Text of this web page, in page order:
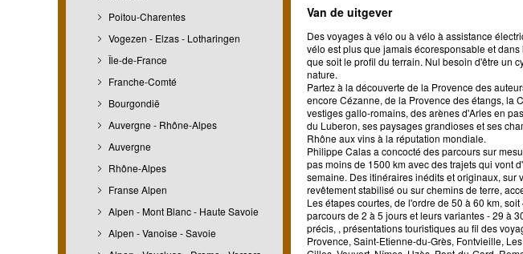
Poitou-Charentes
Vogezen - Elzas - Lotharingen
Île-de-France
Franche-Comté
Bourgondië
Auvergne - Rhône-Alpes
Auvergne
Rhône-Alpes
Franse Alpen
Alpen - Mont Blanc - Haute Savoie
Alpen - Vanoise - Savoie
Van de uitgever
Des voyages à vélo ou à vélo à assistance
vélo est plus que jamais écoresponsable et
que soit le profil du terrain. Nul besoin d'être un
nature.
Partez à la découverte de la Provence des
encore Cézanne, de la Provence des étangs, la
vestiges gallo-romains, des arènes d'Arles en
du Luberon, ses paysages grandioses et ses
Rhône aux vins à la réputation mondiale.
Philippe Calas a concocté des parcours sur
pas moins de 1500 km avec des trajets qui vont
semaine. Des itinéraires inédits et originaux, sur
revêtement stabilisé ou sur chemins de terre,
Les étapes courtes, de l'ordre de 50 à 60 km,
parcours de 2 à 5 jours et leurs variantes - 29 à
précis, , présentations touristiques au fil des
Provence, Saint-Etienne-du-Grès, Fontvieille,